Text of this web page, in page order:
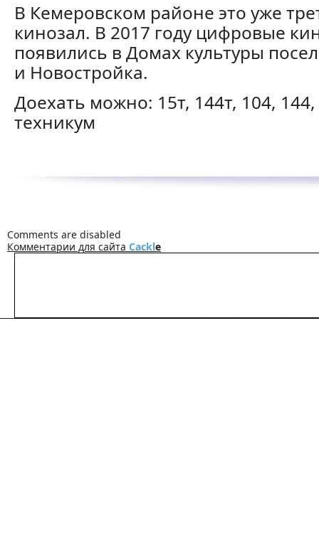
В Кемеровском районе это уже
кинозал. В 2017 году цифровые
появились в Домах культуры
и Новостройка.
Доехать можно: 15т, 144т, 104,
техникум
Comments are disabled
Комментарии для сайта Cackle